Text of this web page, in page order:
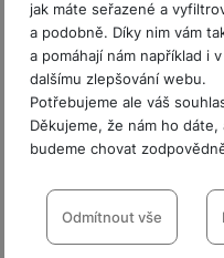
jak máte seřazené a
a podobně. Díky nim vám
a pomáhají nám například i
dalšímu zlepšování webu.
Potřebujeme ale váš
Děkujeme, že nám ho
budeme chovat
Nastavení
cookies
Odmítnout vše
r
o
fi
r
Hodnocení
Pro vkládání recenzí
Recenze
Nebyla přidána žádná